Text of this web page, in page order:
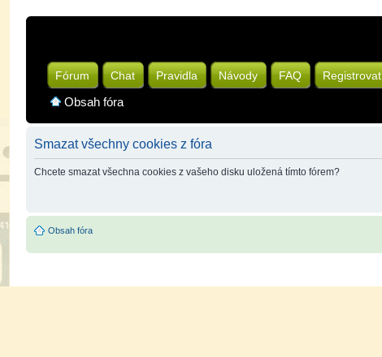
Fórum Chat Pravidla Návody FAQ Registrovat
Obsah fóra
Smazat všechny cookies z fóra
Chcete smazat všechna cookies z vašeho disku uložená tímto fórem?
Obsah fóra